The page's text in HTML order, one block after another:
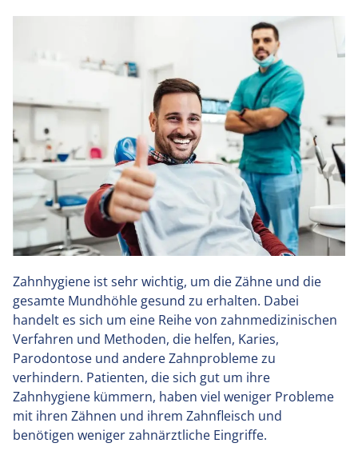
Zahnhygiene ist sehr wichtig, um die Zähne und die
gesamte Mundhöhle gesund zu erhalten. Dabei
handelt es sich um eine Reihe von zahnmedizinischen
Verfahren und Methoden, die helfen, Karies,
Parodontose und andere Zahnprobleme zu
verhindern. Patienten, die sich gut um ihre
Zahnhygiene kümmern, haben viel weniger Probleme
mit ihren Zähnen und ihrem Zahnfleisch und
benötigen weniger zahnärztliche Eingriffe.